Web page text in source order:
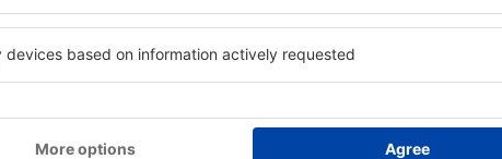
LGW MXP Volo diretto
Durata totale del viaggio: 2h dettagli
Durata totale del viaggio: dettagli